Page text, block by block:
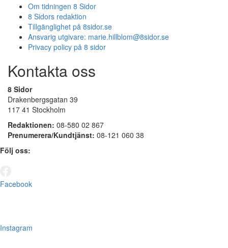
Om tidningen 8 Sidor
8 Sidors redaktion
Tillgänglighet på 8sidor.se
Ansvarig utgivare: marie.hillblom@8sidor.se
Privacy policy på 8 sidor
Kontakta oss
8 Sidor
Drakenbergsgatan 39
117 41 Stockholm
Redaktionen: 08-580 02 867
Prenumerera/Kundtjänst: 08-121 060 38
Följ oss:
Facebook
Instagram